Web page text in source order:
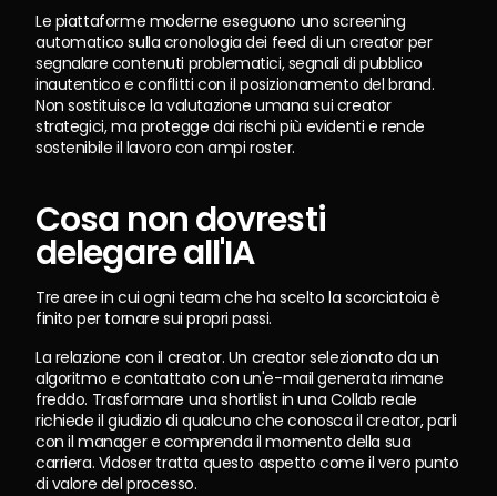
Le piattaforme moderne eseguono uno screening
automatico sulla cronologia dei feed di un creator per
segnalare contenuti problematici, segnali di pubblico
inautentico e conflitti con il posizionamento del brand.
Non sostituisce la valutazione umana sui creator
strategici, ma protegge dai rischi più evidenti e rende
sostenibile il lavoro con ampi roster.
Cosa non dovresti
delegare all'IA
Tre aree in cui ogni team che ha scelto la scorciatoia è
finito per tornare sui propri passi.
La relazione con il creator. Un creator selezionato da un
algoritmo e contattato con un'e-mail generata rimane
freddo. Trasformare una shortlist in una Collab reale
richiede il giudizio di qualcuno che conosca il creator, parli
con il manager e comprenda il momento della sua
carriera. Vidoser tratta questo aspetto come il vero punto
di valore del processo.